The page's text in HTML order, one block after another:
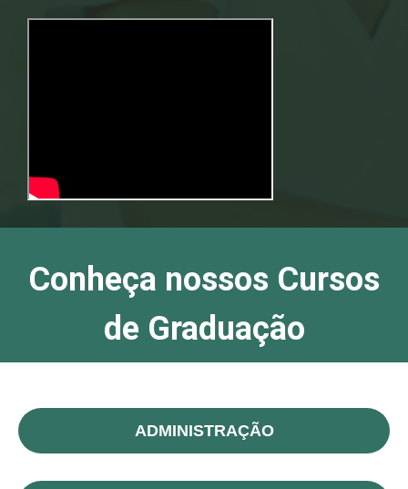
Conheça nossos Cursos
de Graduação
ADMINISTRAÇÃO